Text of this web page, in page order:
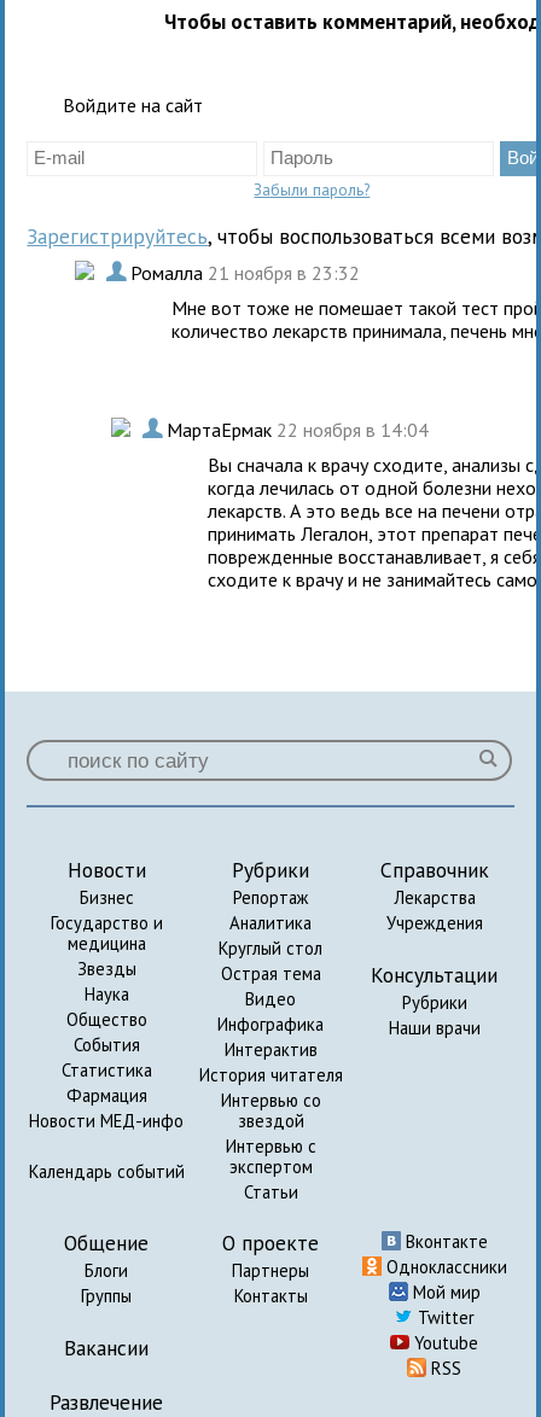
Чтобы оставить комментарий,
Войдите на сайт
Забыли пароль?
Зарегистрируйтесь, чтобы воспользоваться всеми
. Ромалла 21 ноября в 23:32
Мне вот тоже не помешает такой тест
количество лекарств принимала, печень
. МартаЕрмак 22 ноября в 14:04
Вы сначала к врачу сходите, анализы
когда лечилась от одной болезни
лекарств. А это ведь все на печени
принимать Легалон, этот препарат
поврежденные восстанавливает, я
сходите к врачу и не занимайтесь
Новости
Бизнес
Государство и
медицина
Звезды
Наука
Общество
События
Статистика
Фармация
Новости МЕД-инфо
Календарь событий
Рубрики
Репортаж
Аналитика
Круглый стол
Острая тема
Видео
Инфографика
Интерактив
История читателя
Интервью со
звездой
Интервью с
экспертом
Статьи
Справочник
Лекарства
Учреждения
Консультации
Рубрики
Наши врачи
Общение
Блоги
Группы
Вакансии
Развлечение
О проекте
Партнеры
Контакты
Вконтакте
Одноклассники
Мой мир
Twitter
Youtube
RSS